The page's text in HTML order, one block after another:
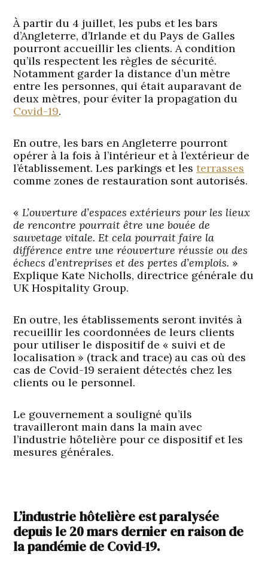
À partir du 4 juillet, les pubs et les bars
d’Angleterre, d’Irlande et du Pays de Galles
pourront accueillir les clients. A condition
qu’ils respectent les règles de sécurité.
Notamment garder la distance d’un mètre
entre les personnes, qui était auparavant de
deux mètres, pour éviter la propagation du
Covid-19.
En outre, les bars en Angleterre pourront
opérer à la fois à l’intérieur et à l’extérieur de
l’établissement. Les parkings et lesterrasses
comme zones de restauration sont autorisés.
«L’ouverture d’espaces extérieurs pour les lieux
de rencontre pourrait être une bouée de
sauvetage vitale. Et cela pourrait faire la
différence entre une réouverture réussie ou des
échecs d’entreprises et des pertes d’emplois. »
Explique Kate Nicholls, directrice générale du
UK Hospitality Group.
En outre, les établissements seront invités à
recueillir les coordonnées de leurs clients
pour utiliser le dispositif de « suivi et de
localisation » (track and trace) au cas où des
cas de Covid-19 seraient détectés chez les
clients ou le personnel.
Le gouvernement a souligné qu’ils
travailleront main dans la main avec
l’industrie hôtelière pour ce dispositif et les
mesures générales.
L’industrie hôtelière est paralysée
depuis le 20 mars dernier en raison de
la pandémie de Covid-19.